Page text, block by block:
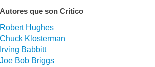
Autores que son Crítico
Robert Hughes
Chuck Klosterman
Irving Babbitt
Joe Bob Briggs